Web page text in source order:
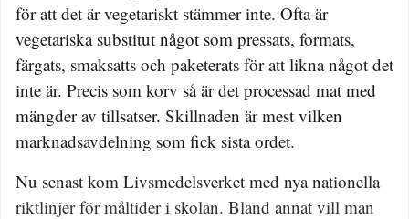
för att det är vegetariskt stämmer inte. Ofta är
vegetariska substitut något som pressats, formats,
färgats, smaksatts och paketerats för att likna något det
inte är. Precis som korv så är det processad mat med
mängder av tillsatser. Skillnaden är mest vilken
marknadsavdelning som fick sista ordet.
Nu senast kom Livsmedelsverket med nya nationella
riktlinjer för måltider i skolan. Bland annat vill man